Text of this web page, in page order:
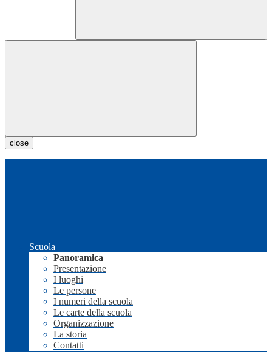
close
Scuola
Panoramica
Presentazione
I luoghi
Le persone
I numeri della scuola
Le carte della scuola
Organizzazione
La storia
Contatti